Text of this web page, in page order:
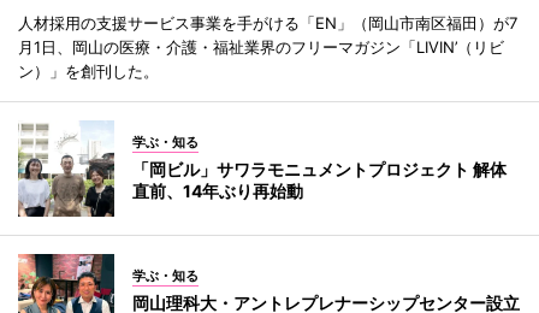
人材採用の支援サービス事業を手がける「EN」（岡山市南区福田）が7
月1日、岡山の医療・介護・福祉業界のフリーマガジン「LIVIN’（リビ
ン）」を創刊した。
学ぶ・知る
「岡ビル」サワラモニュメントプロジェクト 解体
直前、14年ぶり再始動
学ぶ・知る
岡山理科大・アントレプレナーシップセンター設立